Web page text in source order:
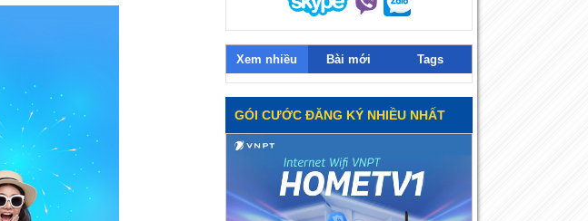
Xem nhiều Bài mới Tags
GÓI CƯỚC ĐĂNG KÝ NHIỀU NHẤT